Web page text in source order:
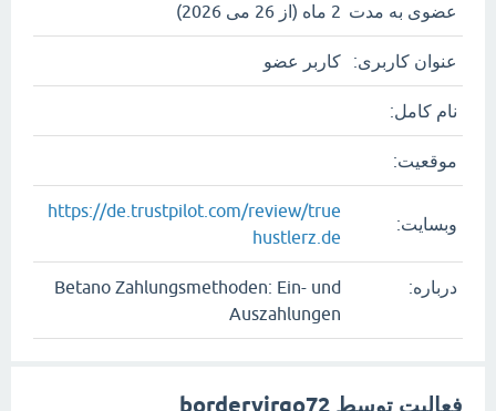
عضوی به مدت 2 ماه (از 26 می 2026)
عنوان کاربری: کاربر عضو
نام کامل:
موقعیت:
وبسایت:
https://de.trustpilot.com/review/true
hustlerz.de
درباره:
Betano Zahlungsmethoden: Ein- und
Auszahlungen
فعالیت توسط bordervirgo72